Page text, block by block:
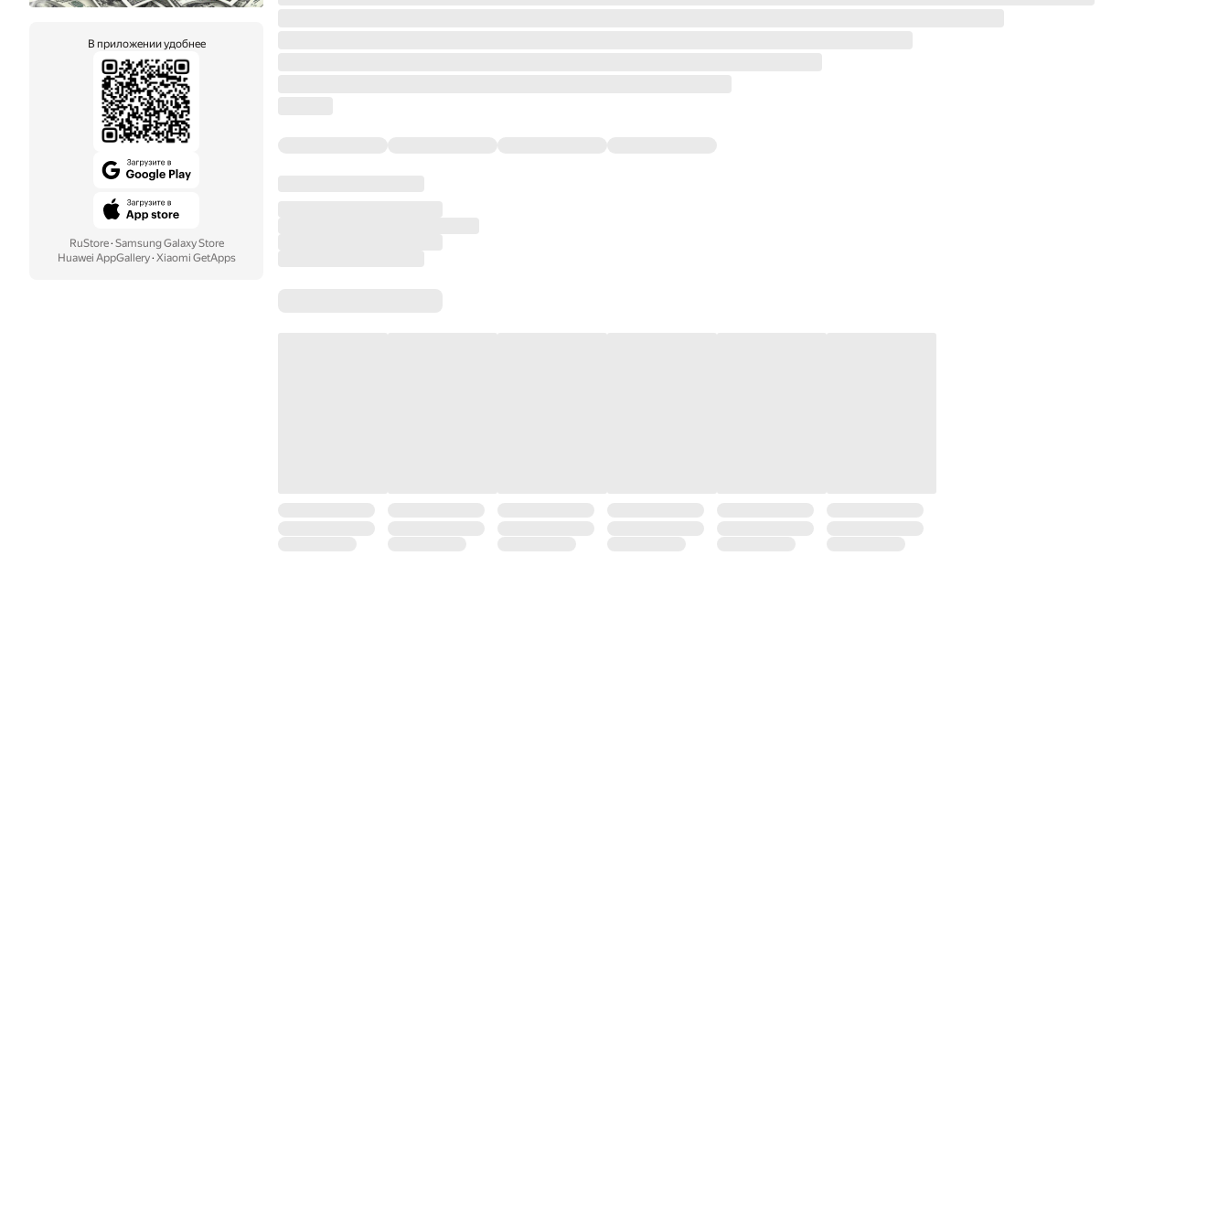
В приложении удобнее
RuStore· Samsung Galaxy Store
Huawei AppGallery· Xiaomi GetApps